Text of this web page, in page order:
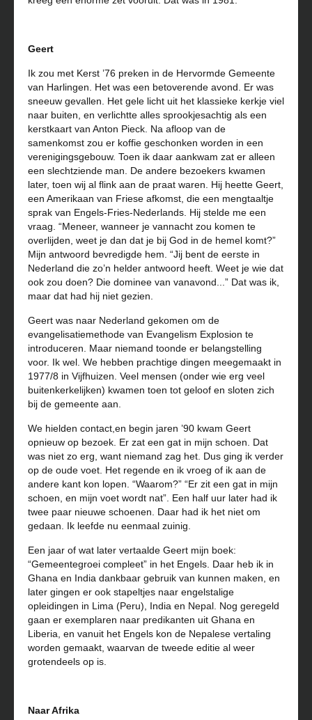
Geert
Ik zou met Kerst ’76 preken in de Hervormde Gemeente
van Harlingen. Het was een betoverende avond. Er was
sneeuw gevallen. Het gele licht uit het klassieke kerkje viel
naar buiten, en verlichtte alles sprookjesachtig als een
kerstkaart van Anton Pieck. Na afloop van de
samenkomst zou er koffie geschonken worden in een
verenigingsgebouw. Toen ik daar aankwam zat er alleen
een slechtziende man. De andere bezoekers kwamen
later, toen wij al flink aan de praat waren. Hij heette Geert,
een Amerikaan van Friese afkomst, die een mengtaaltje
sprak van Engels-Fries-Nederlands. Hij stelde me een
vraag. “Meneer, wanneer je vannacht zou komen te
overlijden, weet je dan dat je bij God in de hemel komt?”
Mijn antwoord bevredigde hem. “Jij bent de eerste in
Nederland die zo’n helder antwoord heeft. Weet je wie dat
ook zou doen? Die dominee van vanavond...” Dat was ik,
maar dat had hij niet gezien.
Geert was naar Nederland gekomen om de
evangelisatiemethode van Evangelism Explosion te
introduceren. Maar niemand toonde er belangstelling
voor. Ik wel. We hebben prachtige dingen meegemaakt in
1977/8 in Vijfhuizen. Veel mensen (onder wie erg veel
buitenkerkelijken) kwamen toen tot geloof en sloten zich
bij de gemeente aan.
We hielden contact,en begin jaren ’90 kwam Geert
opnieuw op bezoek. Er zat een gat in mijn schoen. Dat
was niet zo erg, want niemand zag het. Dus ging ik verder
op de oude voet. Het regende en ik vroeg of ik aan de
andere kant kon lopen. “Waarom?” “Er zit een gat in mijn
schoen, en mijn voet wordt nat”. Een half uur later had ik
twee paar nieuwe schoenen. Daar had ik het niet om
gedaan. Ik leefde nu eenmaal zuinig.
Een jaar of wat later vertaalde Geert mijn boek:
“Gemeentegroei compleet” in het Engels. Daar heb ik in
Ghana en India dankbaar gebruik van kunnen maken, en
later gingen er ook stapeltjes naar engelstalige
opleidingen in Lima (Peru), India en Nepal. Nog geregeld
gaan er exemplaren naar predikanten uit Ghana en
Liberia, en vanuit het Engels kon de Nepalese vertaling
worden gemaakt, waarvan de tweede editie al weer
grotendeels op is.
Naar Afrika